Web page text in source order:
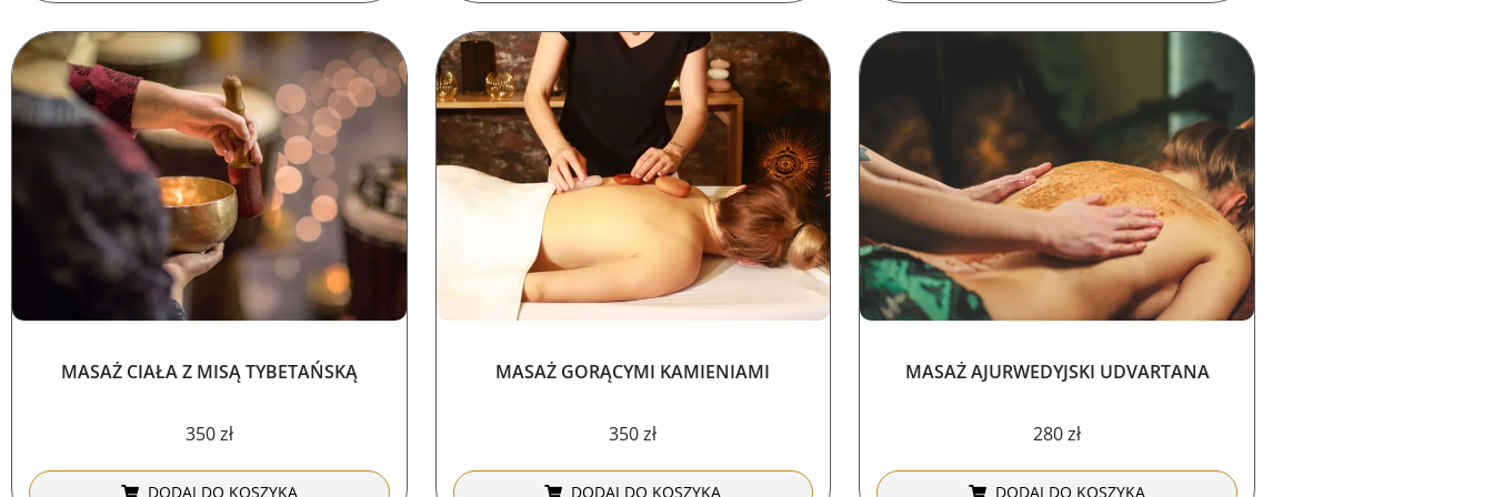
MASAŻ CIAŁA Z MISĄ TYBETAŃSKĄ
350zł
DODAJ DO KOSZYKA
MASAŻ GORĄCYMI KAMIENIAMI
350zł
DODAJ DO KOSZYKA
MASAŻ AJURWEDYJSKI UDVARTANA
280zł
DODAJ DO KOSZYKA